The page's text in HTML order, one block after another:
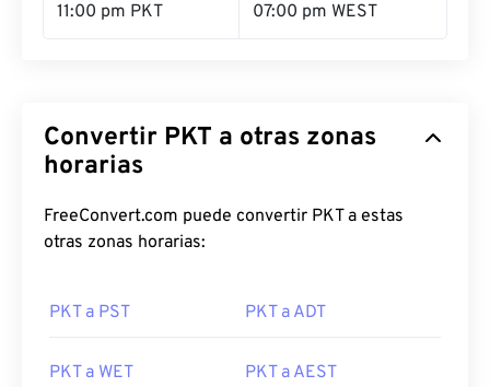
11:00 pm PKT 07:00 pm WEST
Convertir PKT a otras zonas
horarias
FreeConvert.com puede convertir PKT a estas
otras zonas horarias:
PKT a PST PKT a ADT
PKT a WET PKT a AEST